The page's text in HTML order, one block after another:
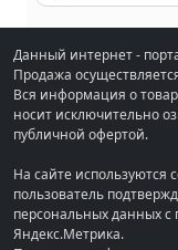
Данный интернет -
Продажа
Вся информация о
носит исключительно
публичной офертой.
На сайте используются
пользователь
персональных данных
Яндекс.Метрика.